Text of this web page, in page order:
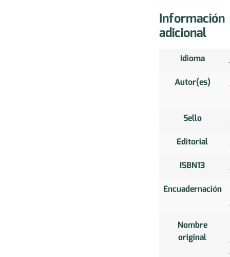
Información
adicional
Idioma
Autor(es)
Sello
Editorial
ISBN13
Encuadernación
Nombre
original